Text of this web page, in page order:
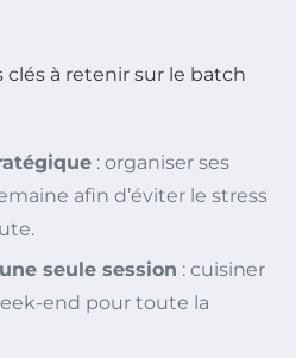
clés à retenir sur le batch
: organiser ses
afin d’éviter le stress
seule session : cuisiner
end pour toute la